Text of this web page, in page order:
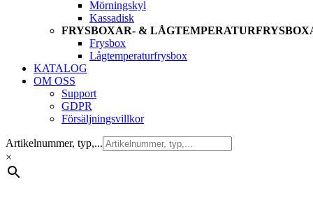
Mörningskyl
Kassadisk
FRYSBOXAR- &
Frysbox
Lågtemperaturfrysbox
KATALOG
OM OSS
Support
GDPR
Försäljningsvillkor
Artikelnummer, typ,...
×